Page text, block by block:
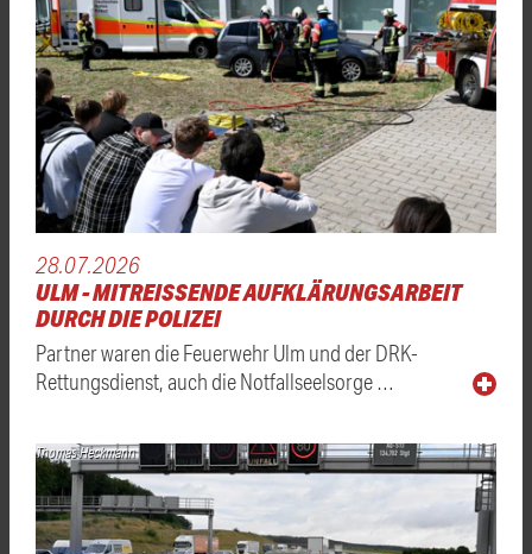
28.07.2026
ULM - MITREISSENDE AUFKLÄRUNGSARBEIT D
URCH DIE POLIZEI
Partner waren die Feuerwehr Ulm und der DRK-
Rettungsdienst, auch die Notfallseelsorge …
Thomas Heckmann